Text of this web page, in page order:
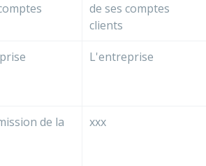
de ses comptes
clients
L'entreprise
de la
xxx